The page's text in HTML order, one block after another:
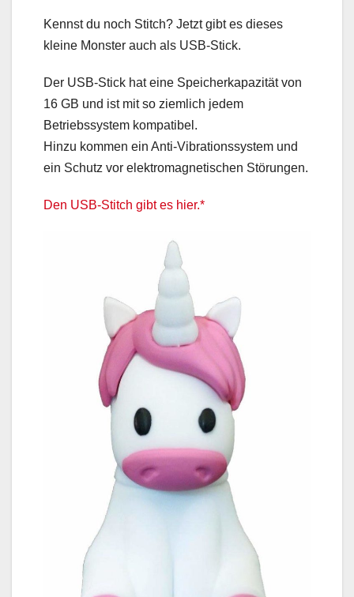
Kennst du noch Stitch? Jetzt gibt es dieses
kleine Monster auch als USB-Stick.
Der USB-Stick hat eine Speicherkapazität von
16 GB und ist mit so ziemlich jedem
Betriebssystem kompatibel.
Hinzu kommen ein Anti-Vibrationssystem und
ein Schutz vor elektromagnetischen Störungen.
Den USB-Stitch gibt es hier.*